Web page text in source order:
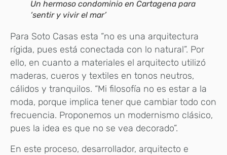
Un hermoso condominio en Cartagena para
‘sentir y vivir el mar’
Para Soto Casas esta “no es una arquitectura
rígida, pues está conectada con lo natural”. Por
ello, en cuanto a materiales el arquitecto utilizó
maderas, cueros y textiles en tonos neutros,
cálidos y tranquilos. “Mi filosofía no es estar a la
moda, porque implica tener que cambiar todo con
frecuencia. Proponemos un modernismo clásico,
pues la idea es que no se vea decorado”.
En este proceso, desarrollador, arquitecto e